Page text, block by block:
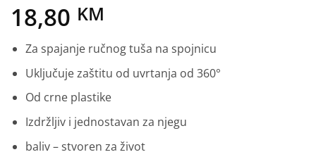
18,80 KM
Za spajanje ručnog tuša na spojnicu
Uključuje zaštitu od uvrtanja od 360°
Od crne plastike
Izdržljiv i jednostavan za njegu
baliv – stvoren za život